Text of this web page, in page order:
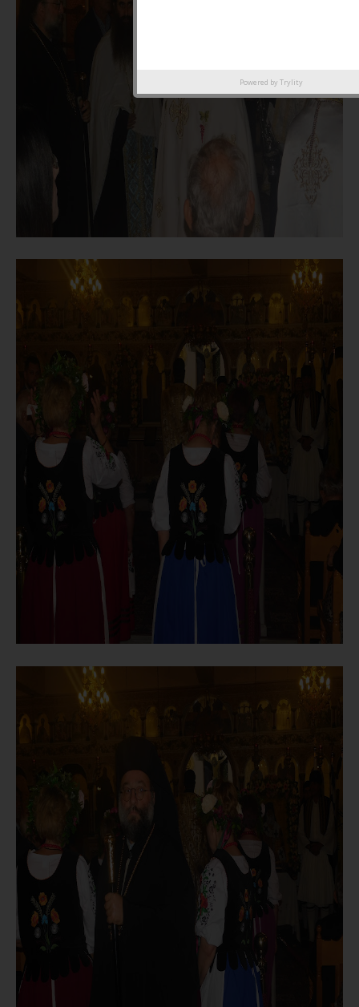
Powered by Trylity